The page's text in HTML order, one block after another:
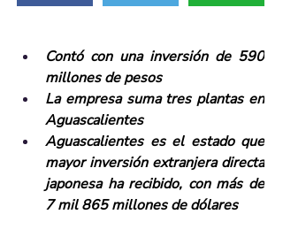
Contó con una inversión de 590
millones de pesos
La empresa suma tres plantas en
Aguascalientes
Aguascalientes es el estado que
mayor inversión extranjera directa
japonesa ha recibido, con más de
7 mil 865 millones de dólares